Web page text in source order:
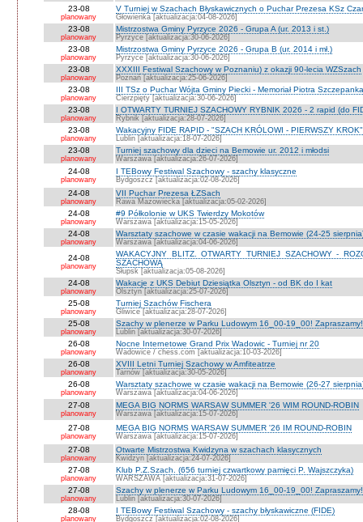
23-08
planowany
V Turniej w Szachach Błyskawicznych o Puchar Prezesa KSz
Głowienka [aktualizacja:04-08-2026]
23-08
planowany
Mistrzostwa Gminy Pyrzyce 2026 - Grupa A (ur. 2013 i st.)
Pyrzyce [aktualizacja:30-06-2026]
23-08
planowany
Mistrzostwa Gminy Pyrzyce 2026 - Grupa B (ur. 2014 i mł.)
Pyrzyce [aktualizacja:30-06-2026]
23-08
planowany
XXXIII Festiwal Szachowy w Poznaniu) z okazji 90-lecia WZSzach
Poznań [aktualizacja:25-06-2026]
23-08
planowany
III TSz o Puchar Wójta Gminy Piecki - Memoriał Piotra
Cierzpięty [aktualizacja:30-06-2026]
23-08
planowany
I OTWARTY TURNIEJ SZACHOWY RYBNIK 2026 - 2 rapid (do
Rybnik [aktualizacja:28-07-2026]
23-08
planowany
Wakacyjny FIDE RAPID - "SZACH KRÓLOWI - PIERWSZY
Lublin [aktualizacja:18-07-2026]
23-08
planowany
Turniej szachowy dla dzieci na Bemowie ur. 2012 i młodsi
Warszawa [aktualizacja:26-07-2026]
24-08
planowany
I TEBowy Festiwal Szachowy - szachy klasyczne
Bydgoszcz [aktualizacja:02-08-2026]
24-08
planowany
VII Puchar Prezesa ŁZSach
Rawa Mazowiecka [aktualizacja:05-02-2026]
24-08
planowany
#9 Półkolonie w UKS Twierdzy Mokotów
Warszawa [aktualizacja:15-05-2026]
24-08
planowany
Warsztaty szachowe w czasie wakacji na Bemowie (24-25
Warszawa [aktualizacja:04-06-2026]
24-08
planowany
WAKACYJNY BLITZ. OTWARTY TURNIEJ SZACHOWY -
SZACHOWĄ
Słupsk [aktualizacja:05-08-2026]
24-08
planowany
Wakacje z UKS Debiut Dziesiątka Olsztyn - od BK do I kat
Olsztyn [aktualizacja:25-07-2026]
25-08
planowany
Turniej Szachów Fischera
Gliwice [aktualizacja:28-07-2026]
25-08
planowany
Szachy w plenerze w Parku Ludowym 16_00-19_00! Zapraszamy!
Lublin [aktualizacja:30-07-2026]
26-08
planowany
Nocne Internetowe Grand Prix Wadowic - Turniej nr 20
Wadowice / chess.com [aktualizacja:10-03-2026]
26-08
planowany
XVIII Letni Turniej Szachowy w Amfiteatrze
Tarnów [aktualizacja:30-05-2026]
26-08
planowany
Warsztaty szachowe w czasie wakacji na Bemowie (26-27
Warszawa [aktualizacja:04-06-2026]
27-08
planowany
MEGA BIG NORMS WARSAW SUMMER '26 WIM ROUND-ROBIN
Warszawa [aktualizacja:15-07-2026]
27-08
planowany
MEGA BIG NORMS WARSAW SUMMER '26 IM ROUND-ROBIN
Warszawa [aktualizacja:15-07-2026]
27-08
planowany
Otwarte Mistrzostwa Kwidzyna w szachach klasycznych
Kwidzyn [aktualizacja:24-07-2026]
27-08
planowany
Klub P.Z.Szach. (656 turniej czwartkowy pamięci P. Wajszczyka)
WARSZAWA [aktualizacja:31-07-2026]
27-08
planowany
Szachy w plenerze w Parku Ludowym 16_00-19_00! Zapraszamy!
Lublin [aktualizacja:30-07-2026]
28-08
planowany
I TEBowy Festiwal Szachowy - szachy błyskawiczne (FIDE)
Bydgoszcz [aktualizacja:02-08-2026]